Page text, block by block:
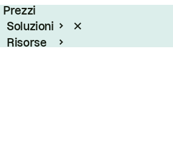
Prezzi
Soluzioni
Risorse